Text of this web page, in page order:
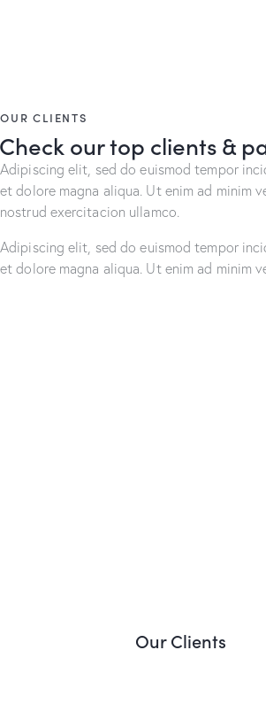
OUR CLIENTS
Check our top clients &
Adipiscing elit, sed do euismod tempor
et dolore magna aliqua. Ut enim ad minim
nostrud exercitacion ullamco.
Adipiscing elit, sed do euismod tempor
et dolore magna aliqua. Ut enim ad minim
Our Clients